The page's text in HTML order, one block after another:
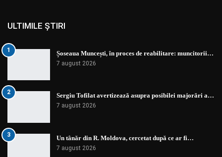
ULTIMILE ȘTIRI
1 Șoseaua Muncești, în proces de reabilitare: muncitorii…
7 august 2026
2 Sergiu Tofilat avertizează asupra posibilei majorări a…
7 august 2026
3 Un tânăr din R. Moldova, cercetat după ce ar fi…
7 august 2026